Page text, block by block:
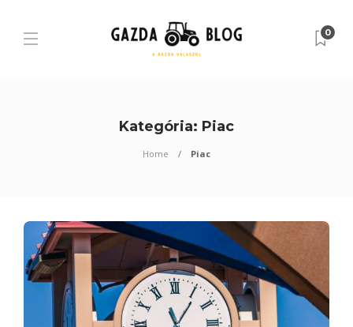
0
Kategória: Piac
Home Piac